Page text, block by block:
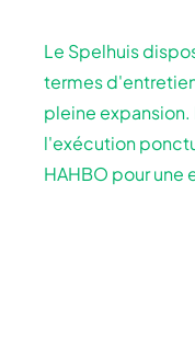
Le Spelhuis
termes
pleine
l'exécution
HAHBO pour une